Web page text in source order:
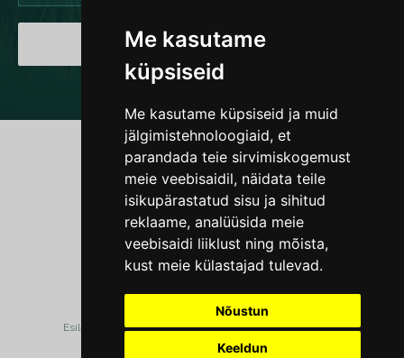
Me kasutame
küpsiseid
Me kasutame küpsiseid ja muid
jälgimistehnoloogiaid, et
parandada teie sirvimiskogemust
meie veebisaidil, näidata teile
isikupärastatud sisu ja sihitud
reklaame, analüüsida meie
veebisaidi liiklust ning mõista,
kust meie külastajad tulevad.
Nõustun
Keeldun
LIITU
MTÜ Nähtamatud Loomad
KONTAKT
Esileht Kes me oleme Kampaaniad Tegutse